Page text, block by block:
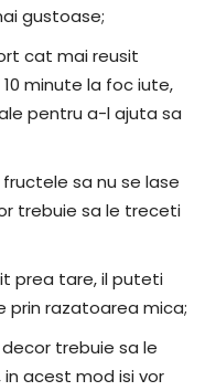
gustoase;
cat mai reusit
minute la foc iute,
pentru a-l ajuta sa
sa nu se lase
trebuie sa le treceti
prea tare, il puteti
prin razatoarea mica;
trebuie sa le
acest mod isi vor